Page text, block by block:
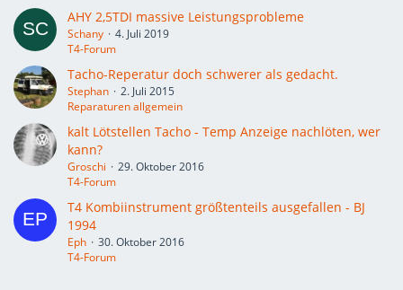
AHY 2,5TDI massive Leistungsprobleme
Schany
4. Juli 2019
T4-Forum
Tacho-Reperatur doch schwerer als gedacht.
Stephan
2. Juli 2015
Reparaturen allgemein
kalt Lötstellen Tacho - Temp Anzeige nachlöten, wer
kann?
Groschi
29. Oktober 2016
T4-Forum
T4 Kombiinstrument größtenteils ausgefallen - BJ
1994
Eph
30. Oktober 2016
T4-Forum